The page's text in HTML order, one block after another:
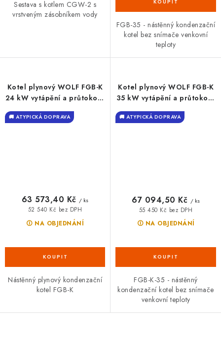
Sestava s kotlem CGW-2 s
vrstveným zásobníkem vody
FGB-35 - nástěnný kondenzační
kotel bez snímače venkovní
teploty
Kotel plynový WOLF FGB-K
24 kW vytápění a průtokový
🚚 ATYPICKÁ DOPRAVA
🛈 NA OBJEDNÁNÍ
52 540 Kč bez DPH
63 573,40 Kč / ks
Nástěnný plynový kondenzační
kotel FGB-K
Kotel plynový WOLF FGB-K
35 kW vytápění a průtokový
🚚 ATYPICKÁ DOPRAVA
🛈 NA OBJEDNÁNÍ
55 450 Kč bez DPH
67 094,50 Kč / ks
FGB-K-35 - nástěnný
kondenzační kotel bez snímače
venkovní teploty